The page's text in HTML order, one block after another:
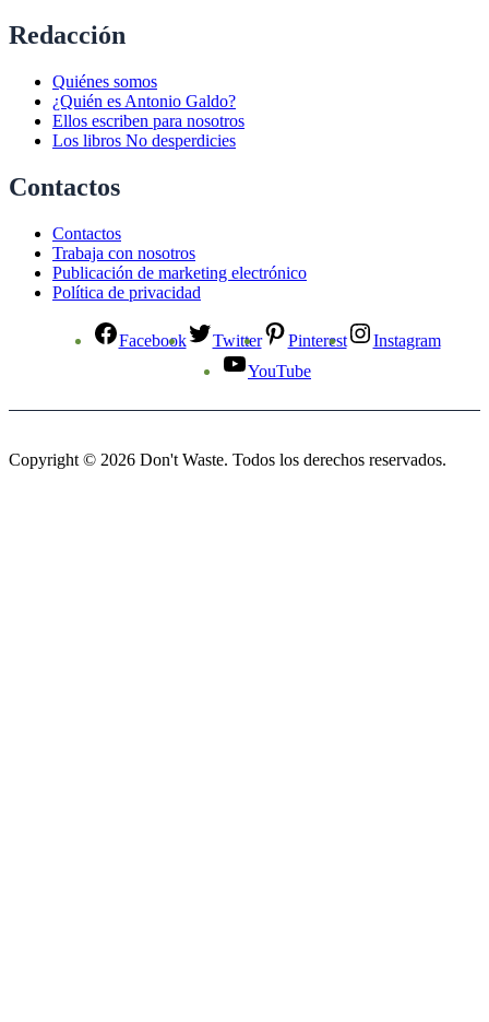
Redacción
Quiénes somos
¿Quién es Antonio Galdo?
Ellos escriben para nosotros
Los libros No desperdicies
Contactos
Contactos
Trabaja con nosotros
Publicación de marketing electrónico
Política de privacidad
Facebook Twitter Pinterest
Instagram
YouTube
Copyright © 2026 Don't Waste. Todos los derechos reservados.